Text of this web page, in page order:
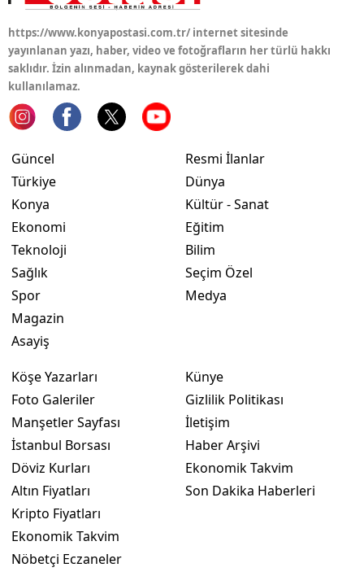
Tokat
Şanlıurfa
Batman
Şırnak
https://www.konyapostasi.com.tr/ internet sitesinde
yayınlanan yazı, haber, video ve fotoğrafların her türlü hakkı
saklıdır. İzin alınmadan, kaynak gösterilerek dahi
kullanılamaz.
Güncel
Türkiye
Konya
Ekonomi
Teknoloji
Sağlık
Spor
Magazin
Asayiş
Resmi İlanlar
Dünya
Kültür - Sanat
Eğitim
Bilim
Seçim Özel
Medya
Köşe Yazarları
Foto Galeriler
Manşetler Sayfası
İstanbul Borsası
Döviz Kurları
Altın Fiyatları
Kripto Fiyatları
Ekonomik Takvim
Nöbetçi Eczaneler
Künye
Gizlilik Politikası
İletişim
Haber Arşivi
Ekonomik Takvim
Son Dakika Haberleri